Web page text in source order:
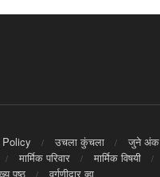
उचला कुंचला
जुने अंक
मार्मिक परिवार
मार्मिक विषयी
पृष्ठ वर्गणीदार व्हा